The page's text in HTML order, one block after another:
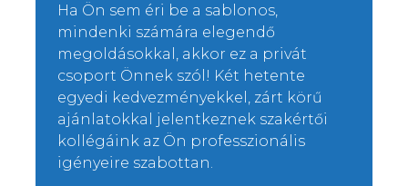
Ha Ön sem éri be a sablonos,
mindenki számára elegendő
megoldásokkal, akkor ez a privát
csoport Önnek szól! Két hetente
egyedi kedvezményekkel, zárt körű
ajánlatokkal jelentkeznek szakértői
kollégáink az Ön professzionális
igényeire szabottan.